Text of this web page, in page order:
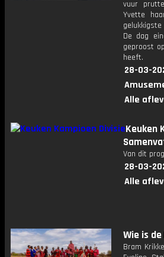
vuur
Yvette
De dag
geproost
heeft.
28-03-
Alle
Keuken
Van dit
28-03-
Alle
Wie is
Bram